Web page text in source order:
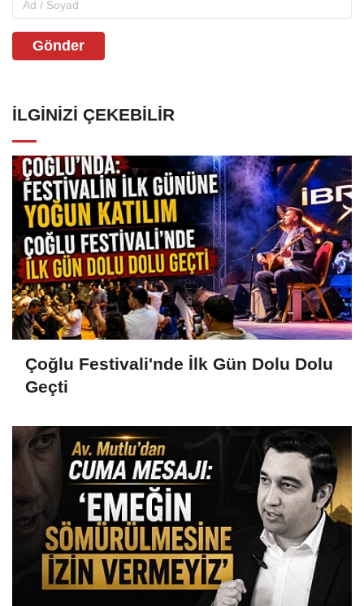
Gönder
İLGINIZI ÇEKEBILIR
Çoğlu Festivali'nde İlk Gün Dolu Dolu
Geçti